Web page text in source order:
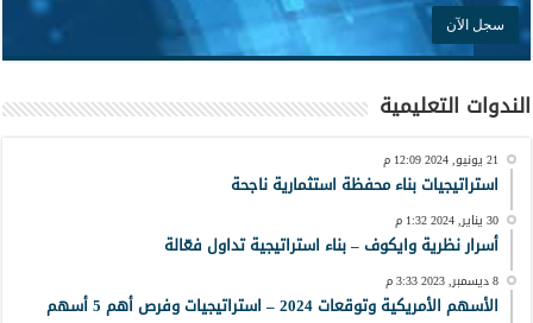
الندوات التعليمية
21 يونيو, 2024 12:09 م
استراتيجيات بناء محفظة استثمارية ناجحة
30 يناير, 2024 1:32 م
أسرار نظرية وايكوف – بناء استراتيجية تداول فعّالة
8 ديسمبر, 2023 3:33 م
الأسهم الأمريكية وتوقعات 2024 – استراتيجيات وفرص أهم 5 أسهم